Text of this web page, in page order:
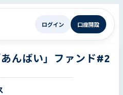
ログイン 口座開設
んばい」ファンド#2